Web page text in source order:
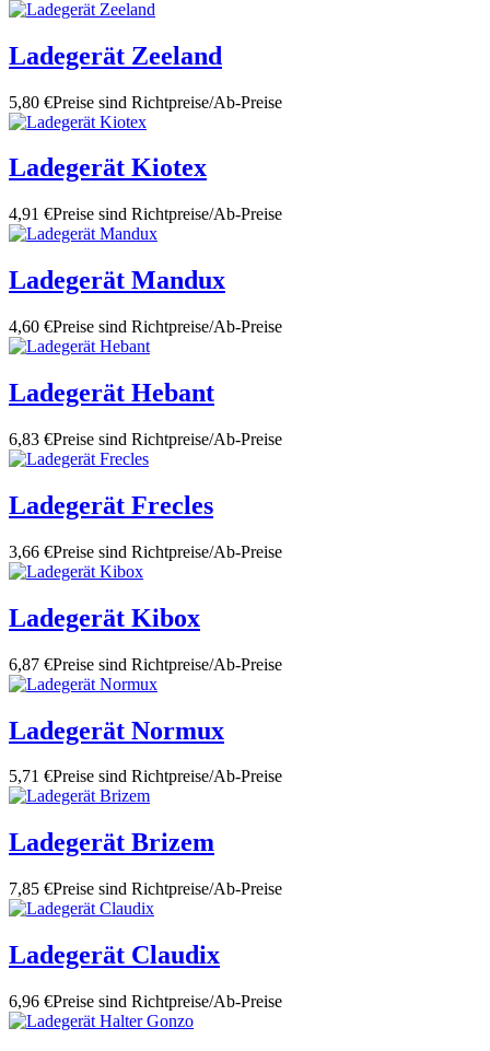
Ladegerät Zeeland
5,80 €Preise sind Richtpreise/Ab-Preise
Ladegerät Kiotex
4,91 €Preise sind Richtpreise/Ab-Preise
Ladegerät Mandux
4,60 €Preise sind Richtpreise/Ab-Preise
Ladegerät Hebant
6,83 €Preise sind Richtpreise/Ab-Preise
Ladegerät Frecles
3,66 €Preise sind Richtpreise/Ab-Preise
Ladegerät Kibox
6,87 €Preise sind Richtpreise/Ab-Preise
Ladegerät Normux
5,71 €Preise sind Richtpreise/Ab-Preise
Ladegerät Brizem
7,85 €Preise sind Richtpreise/Ab-Preise
Ladegerät Claudix
6,96 €Preise sind Richtpreise/Ab-Preise